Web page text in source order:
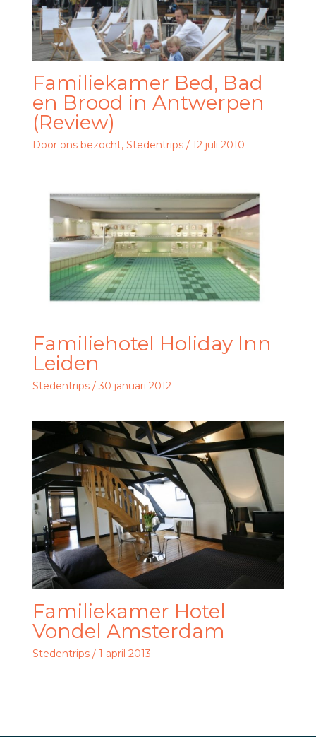
Familiekamer Bed, Bad
en Brood in Antwerpen
(Review)
Door ons bezocht, Stedentrips/ 12 juli 2010
Familiehotel Holiday Inn
Leiden
Stedentrips/ 30 januari 2012
Familiekamer Hotel
Vondel Amsterdam
Stedentrips/ 1 april 2013